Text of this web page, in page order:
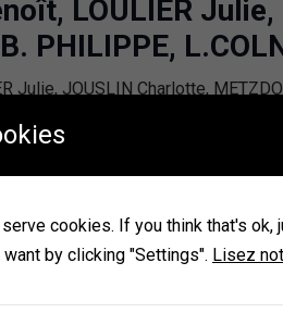
LOULIER
PHILIPPE,
Besançon, France
Besançon
cookies. If you think that's ok,
want by clicking "Settings". Lisez